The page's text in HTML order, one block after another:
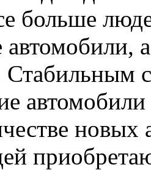
больше
Стабильным
новых